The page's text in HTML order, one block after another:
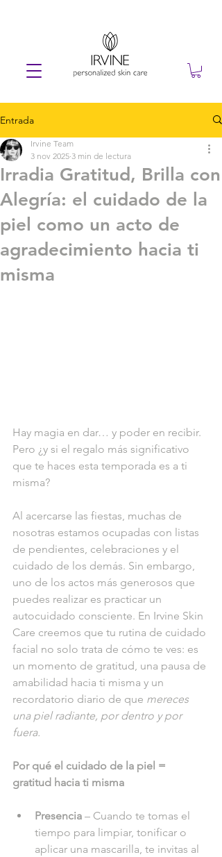
Entrada
Irradia Gratitud, Brilla con
Alegría: el cuidado de la
piel como un acto de
agradecimiento hacia ti
misma
Irvine Team
3 nov 2025 3 min de lectura
Hay magia en dar… y poder en recibir.
Pero ¿y si el regalo más significativo
que te haces esta temporada es a ti
misma?
Al acercarse las fiestas, muchas de
nosotras estamos ocupadas con listas
de pendientes, celebraciones y el
cuidado de los demás. Sin embargo,
uno de los actos más generosos que
puedes realizar es practicar un
autocuidado consciente. En Irvine Skin
Care creemos que tu rutina de cuidado
facial no solo trata de cómo te ves: es
un momento de gratitud, una pausa de
amabilidad hacia ti misma y un
recordatorio diario de que mereces
una piel radiante, por dentro y por
fuera.
Por qué el cuidado de la piel =
gratitud hacia ti misma
Presencia – Cuando te tomas el
tiempo para limpiar, tonificar o
aplicar una mascarilla, te invitas al